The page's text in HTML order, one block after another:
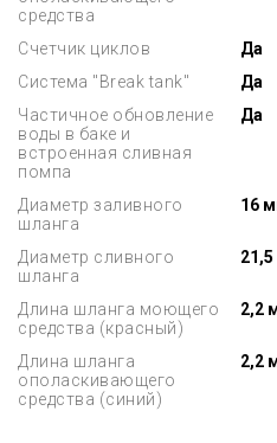
средства
Счетчик циклов
Да
Система "Break tank"
Да
Частичное обновление
воды в баке и
встроенная сливная
помпа
Да
Диаметр заливного
шланга
16
Диаметр сливного
шланга
Длина шланга моющего
средства (красный)
2,2
Длина шланга
ополаскивающего
средства (синий)
2,2